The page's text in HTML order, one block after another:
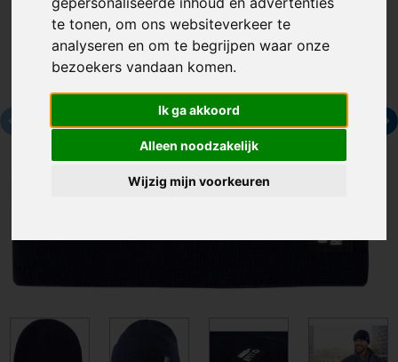
te tonen, om ons websiteverkeer te
analyseren en om te begrijpen waar onze
bezoekers vandaan komen.
Ik ga akkoord
Alleen noodzakelijk
Wijzig mijn voorkeuren